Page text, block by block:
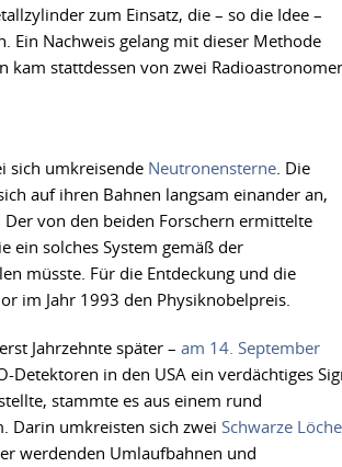
zum Einsatz, die – so die Idee –
Ein Nachweis gelang mit dieser Methode
kam stattdessen von zwei
sich umkreisende Neutronensterne. Die
auf ihren Bahnen langsam einander an,
von den beiden Forschern ermittelte
ein solches System gemäß der
müsste. Für die Entdeckung und die
im Jahr 1993 den Physiknobelpreis.
Jahrzehnte später – am 14. September
Detektoren in den USA ein verdächtiges
stammte es aus einem rund
Darin umkreisten sich zwei Schwarze
werdenden Umlaufbahnen und